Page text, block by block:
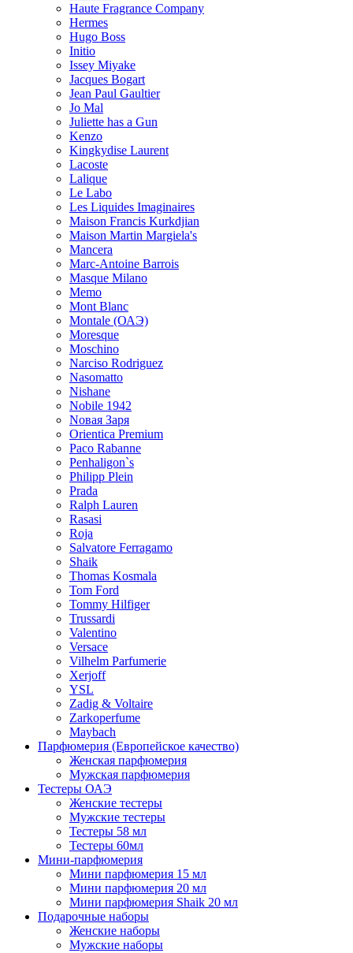
Haute Fragrance Company
Hermes
Hugo Boss
Initio
Issey Miyake
Jacques Bogart
Jean Paul Gaultier
Jo Mal
Juliette has a Gun
Kenzo
Kingkydise Laurent
Lacoste
Lalique
Le Labo
Les Liquides Imaginaires
Maison Francis Kurkdjian
Maison Martin Margiela's
Mancera
Marc-Antoine Barrois
Masque Milano
Memo
Mont Blanc
Montale (ОАЭ)
Moresque
Moschino
Narciso Rodriguez
Nasomatto
Nishane
Nobile 1942
Nовая Заря
Orientica Premium
Paco Rabanne
Penhaligon`s
Philipp Plein
Prada
Ralph Lauren
Rasasi
Roja
Salvatore Ferragamo
Shaik
Thomas Kosmala
Tom Ford
Tommy Hilfiger
Trussardi
Valentino
Versace
Vilhelm Parfumerie
Xerjoff
YSL
Zadig & Voltaire
Zarkoperfume
Maybach
Парфюмерия (Европейское качество)
Женская парфюмерия
Мужская парфюмерия
Тестеры ОАЭ
Женские тестеры
Мужские тестеры
Тестеры 58 мл
Тестеры 60мл
Мини-парфюмерия
Мини парфюмерия 15 мл
Мини парфюмерия 20 мл
Мини парфюмерия Shaik 20 мл
Подарочные наборы
Женские наборы
Мужские наборы